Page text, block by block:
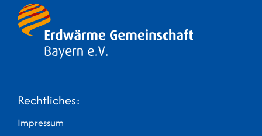
Rechtliches:
Impressum